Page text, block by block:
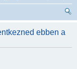
s
ebben a